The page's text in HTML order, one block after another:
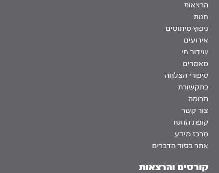
הרצאות
חנות
ניפוץ מיתוסים
אירועים
שידור חי
מאמרים
סיפורי הצלחה
בתקשורת
תרומה
צור קשר
קופת החסד
מרכז מידע
אתר בסוד הדברים
קורסים והרצאות